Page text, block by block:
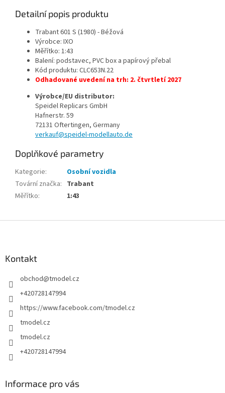
Detailní popis produktu
Trabant 601 S (1980) - Béžová
Výrobce: IXO
Měřítko: 1:43
Balení: podstavec, PVC box a papírový přebal
Kód produktu: CLC653N.22
Odhadované uvedení na trh: 2. čtvrtletí 2027
Výrobce/EU distributor:
Speidel Replicars GmbH
Hafnerstr. 59
72131 Oftertingen, Germany
verkauf@speidel-modellauto.de
Doplňkové parametry
Kategorie:
Osobní vozidla
Tovární značka: Trabant
Měřítko: 1:43
Kontakt
obchod@tmodel.cz
+420728147994
https://www.facebook.com/tmodel.cz
tmodel.cz
tmodel.cz
+420728147994
Informace pro vás